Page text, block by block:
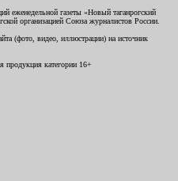
еженедельной газеты «Новый таганрогский
организацией Союза журналистов России.
(фото, видео, иллюстрации) на источник
продукция категории 16+